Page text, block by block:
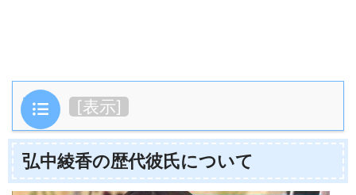
目次 [表示]
弘中綾香の歴代彼氏について